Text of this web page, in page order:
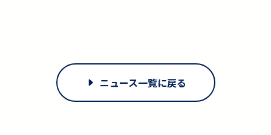
ニュース一覧に戻る